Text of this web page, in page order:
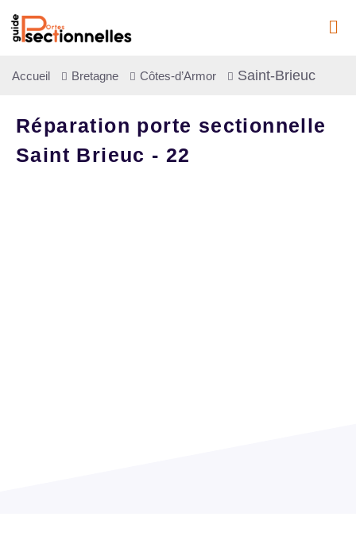
Accueil Bretagne Côtes-d’Armor Saint-Brieuc
Réparation porte sectionnelle
Saint Brieuc - 22